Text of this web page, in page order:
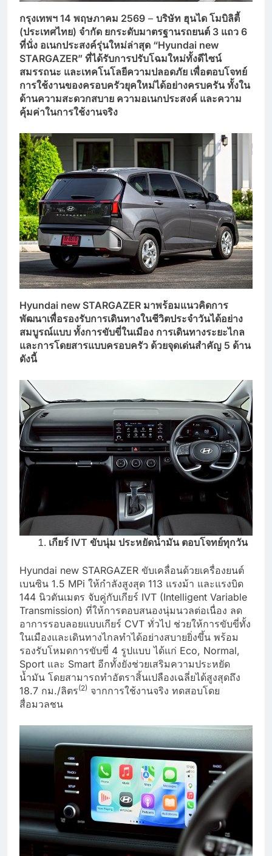
กรุงเทพฯ 14 พฤษภาคม 2569 – บริษัท ฮุนได โมบิลิตี้
(ประเทศไทย) จำกัด ยกระดับมาตรฐานรถยนต์ 3 แถว 6
ที่นั่ง อเนกประสงค์รุ่นใหม่ล่าสุด “Hyundai new
STARGAZER” ที่ได้รับการปรับโฉมใหม่ทั้งดีไซน์
สมรรถนะ และเทคโนโลยีความปลอดภัย เพื่อตอบโจทย์
การใช้งานของครอบครัวยุคใหม่ได้อย่างครบครัน ทั้งใน
ด้านความสะดวกสบาย ความอเนกประสงค์ และความ
คุ้มค่าในการใช้งานจริง
Hyundai new STARGAZER มาพร้อมแนวคิดการ
พัฒนาเพื่อรองรับการเดินทางในชีวิตประจำวันได้อย่าง
สมบูรณ์แบบ ทั้งการขับขี่ในเมือง การเดินทางระยะไกล
และการโดยสารแบบครอบครัว ด้วยจุดเด่นสำคัญ 5 ด้าน
ดังนี้
เกียร์ IVT ขับนุ่ม ประหยัดน้ำมัน ตอบโจทย์ทุกวัน
Hyundai new STARGAZER ขับเคลื่อนด้วยเครื่องยนต์
เบนซิน 1.5 MPi ให้กำลังสูงสุด 113 แรงม้า และแรงบิด
144 นิวตันเมตร จับคู่กับเกียร์ IVT (Intelligent Variable
Transmission) ที่ให้การตอบสนองนุ่มนวลต่อเนื่อง ลด
อาการรอบลอยแบบเกียร์ CVT ทั่วไป ช่วยให้การขับขี่ทั้ง
ในเมืองและเดินทางไกลทำได้อย่างสบายยิ่งขึ้น พร้อม
รองรับโหมดการขับขี่ 4 รูปแบบ ได้แก่ Eco, Normal,
Sport และ Smart อีกทั้งยังช่วยเสริมความประหยัด
น้ำมัน โดยสามารถทำอัตราสิ้นเปลืองเฉลี่ยได้สูงสุดถึง
18.7 กม./ลิตร(2) จากการใช้งานจริง ทดสอบโดย
สื่อมวลชน